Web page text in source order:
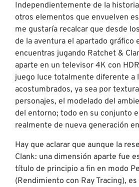
Independientemente de la
otros elementos que envuelven
me gustaría recalcar que desde
de la aventura el apartado gráfico
encuentras jugando Ratchet &
aparte en un televisor 4K con
juego luce totalmente diferente a
acostumbrados, ya sea por
personajes, el modelado del
del entorno; todo en su conjunto
realmente de nueva generación
Hay que aclarar que aunque la
Clank: una dimensión aparte fue
título de principio a fin en modo
(Rendimiento con Ray Tracing),